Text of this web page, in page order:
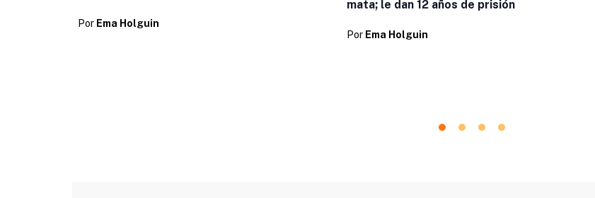
Por Ema Holguin
mata; le dan 12 años de prisión
Por Ema Holguin